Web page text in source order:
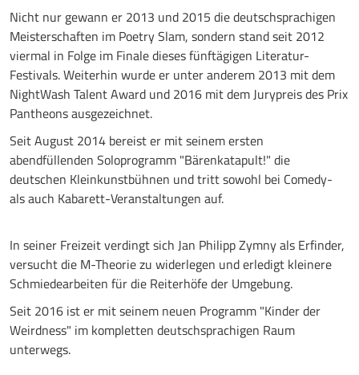
Nicht nur gewann er 2013 und 2015 die deutschsprachigen
Meisterschaften im Poetry Slam, sondern stand seit 2012
viermal in Folge im Finale dieses fünftägigen Literatur-
Festivals. Weiterhin wurde er unter anderem 2013 mit dem
NightWash Talent Award und 2016 mit dem Jurypreis des Prix
Pantheons ausgezeichnet.
Seit August 2014 bereist er mit seinem ersten
abendfüllenden Soloprogramm "Bärenkatapult!" die
deutschen Kleinkunstbühnen und tritt sowohl bei Comedy-
als auch Kabarett-Veranstaltungen auf.
In seiner Freizeit verdingt sich Jan Philipp Zymny als Erfinder,
versucht die M-Theorie zu widerlegen und erledigt kleinere
Schmiedearbeiten für die Reiterhöfe der Umgebung.
Seit 2016 ist er mit seinem neuen Programm "Kinder der
Weirdness" im kompletten deutschsprachigen Raum
unterwegs.